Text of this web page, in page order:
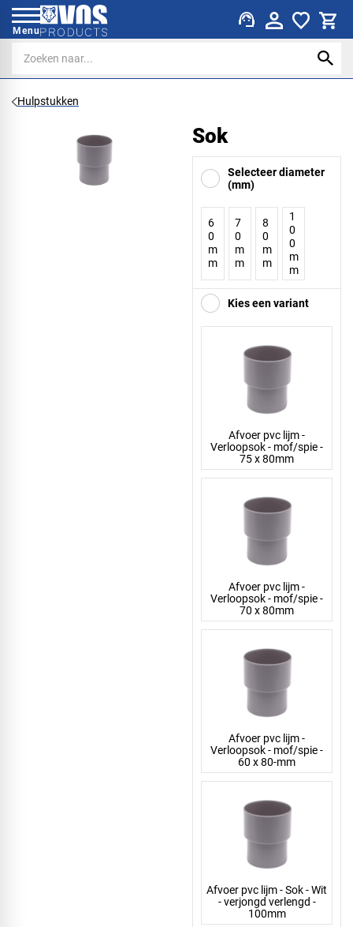
Menu support_agent
Hulpstukken
Sok
Selecteer diameter
(mm)
6
0
m
m
7
0
m
m
8
0
m
m
1
0
0
m
m
Kies een variant
Afvoer pvc lijm -
Verloopsok - mof/spie -
75 x 80mm
Afvoer pvc lijm -
Verloopsok - mof/spie -
70 x 80mm
Afvoer pvc lijm -
Verloopsok - mof/spie -
60 x 80-mm
Afvoer pvc lijm - Sok - Wit
- verjongd verlengd -
100mm